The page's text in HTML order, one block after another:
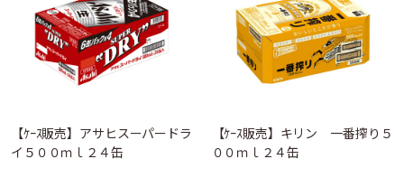
【ｹｰｽ販売】アサヒスーパードラ
イ５００ｍｌ２４缶
【ｹｰｽ販売】キリン 一番搾り５
００ｍｌ２４缶